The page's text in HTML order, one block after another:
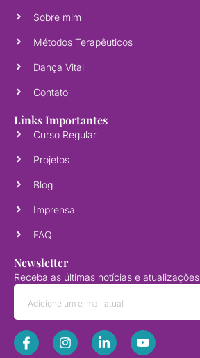
Sobre mim
Métodos Terapêuticos
Dança Vital
Contato
Links Importantes
Curso Regular
Projetos
Blog
Imprensa
FAQ
Newsletter
Receba as últimas notícias e atualizações